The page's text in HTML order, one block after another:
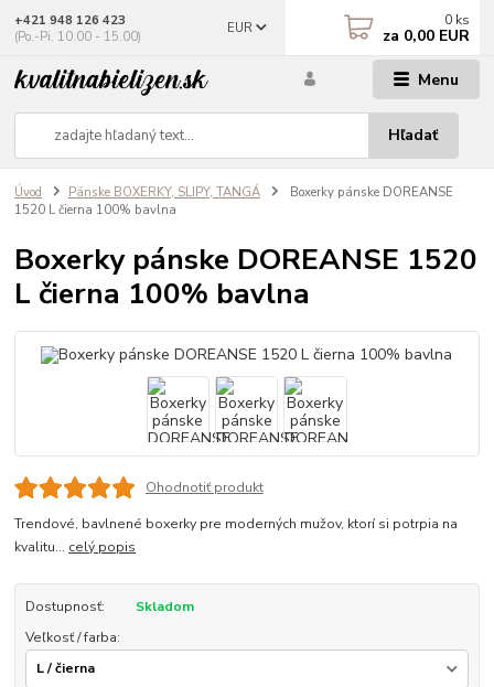
Menu
EUR
Hľadať
+421 948 126 423
(Po.-Pi. 10.00 - 15.00)
0 ks
za 0,00 EUR
Úvod Pánske BOXERKY, SLIPY, TANGÁ
Boxerky pánske DOREANSE
1520 L čierna 100% bavlna
Boxerky pánske DOREANSE 1520
L čierna 100% bavlna
Ohodnotiť produkt
Trendové, bavlnené boxerky pre moderných mužov, ktorí si potrpia na
kvalitu... celý popis
Dostupnosť:
Skladom
Veľkosť / farba: